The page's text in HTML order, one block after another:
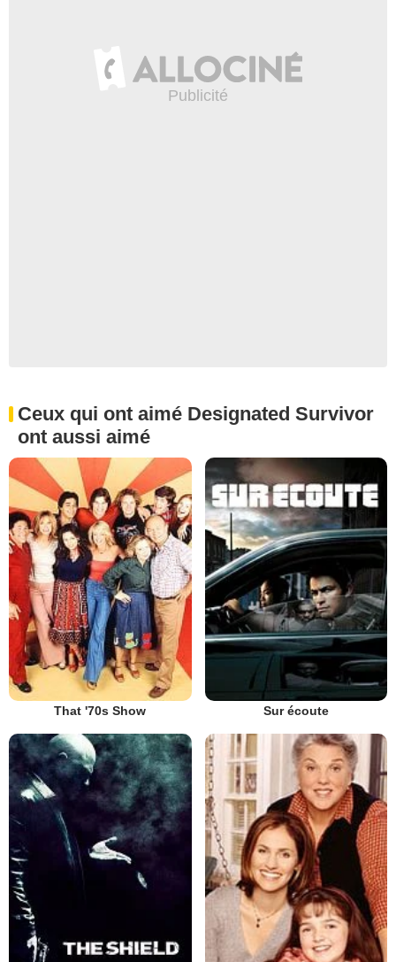
Ceux qui ont aimé Designated Survivor
ont aussi aimé
That '70s Show Sur écoute